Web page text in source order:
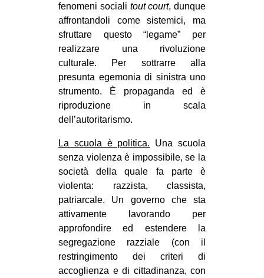
fenomeni sociali tout court, dunque
affrontandoli come sistemici, ma
sfruttare questo “legame” per
realizzare una rivoluzione
culturale. Per sottrarre alla
presunta egemonia di sinistra uno
strumento. È propaganda ed è
riproduzione in scala
dell’autoritarismo.
La scuola è politica. Una scuola
senza violenza è impossibile, se la
società della quale fa parte è
violenta: razzista, classista,
patriarcale. Un governo che sta
attivamente lavorando per
approfondire ed estendere la
segregazione razziale (con il
restringimento dei criteri di
accoglienza e di cittadinanza, con